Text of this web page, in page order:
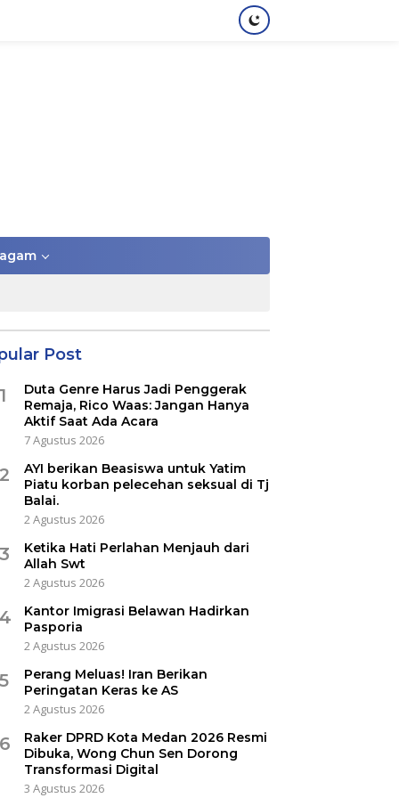
Post
Duta Genre Harus Jadi Penggerak
Remaja, Rico Waas: Jangan Hanya
Aktif Saat Ada Acara
7 Agustus 2026
AYI berikan Beasiswa untuk Yatim
Piatu korban pelecehan seksual di Tj
Balai.
2 Agustus 2026
Ketika Hati Perlahan Menjauh dari
Allah Swt
2 Agustus 2026
Kantor Imigrasi Belawan Hadirkan
Pasporia
2 Agustus 2026
Perang Meluas! Iran Berikan
Peringatan Keras ke AS
2 Agustus 2026
Raker DPRD Kota Medan 2026 Resmi
Dibuka, Wong Chun Sen Dorong
Transformasi Digital
3 Agustus 2026